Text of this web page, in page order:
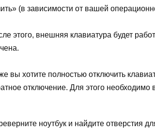
(в зависимости от вашей
этого, внешняя клавиатура будет
вы хотите полностью отключить
отключение. Для этого
ноутбук и найдите отверстия